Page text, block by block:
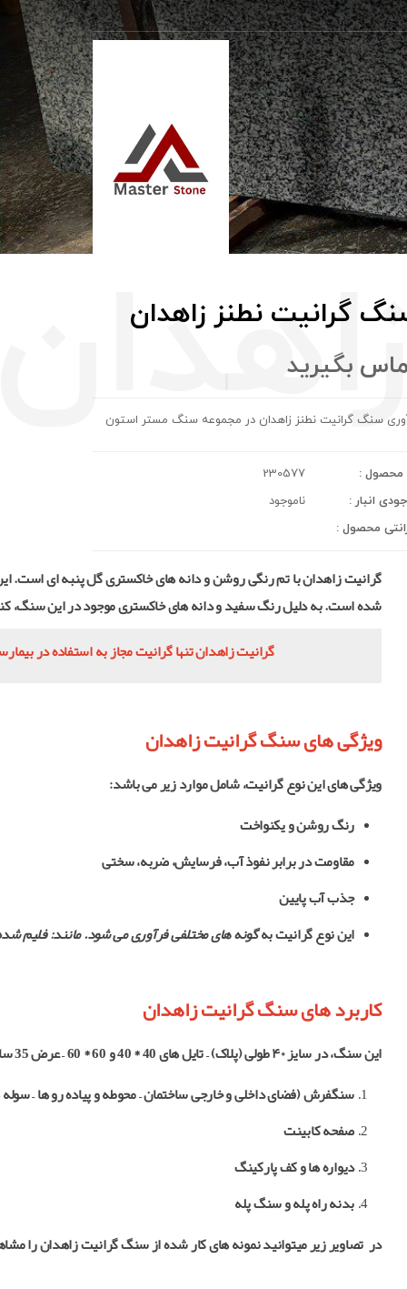
گرانیت نطنز زاهدان
بگيريد
سنگ گرانیت نطنز زاهدان در مجموعه سنگ مستر استون
محصول :
230577
انبار :
ناموجود
محصول :
شده است. به دلیل رنگ سفید و دانه های خاکستری موجود در این سنگ،
گرانیت زاهدان تنها گرانیت مجاز به استفاده در
ویژگی های سنگ گرانیت زاهدان
ویژگی های این نوع گرانیت، شامل موارد زیر می باشد:
رنگ روشن و یکنواخت
مقاومت در برابر نفوذ آب، فرسایش، ضربه، سختی
جذب آب پایین
این نوع گرانیت بهگونه های مختلفی فرآوری می شود. مانند: فلیم
کاربرد های سنگ گرانیت زاهدان
این سنگ، در سایز ۴۰ طولی (پلاک) – تایل های 40 * 40 و 60 * 60 – عرض 35 سانت (پله) با ضخامت های 2 تا 3 سانت بریده و عرضه می گردد.
سنگفرش (فضای داخلی و خارجی ساختمان – محوطه و پیاده رو ها –
صفحه کابینت
دیواره ها و کف پارکینگ
بدنه راه پله و سنگ پله
در تصاویر زیر میتوانید نمونه های کار شده از سنگ گرانیت زاهدان را